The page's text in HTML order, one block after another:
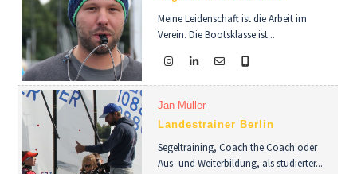
Meine Leidenschaft ist die Arbeit im
Verein. Die Bootsklasse ist...
Jan Müller
Landestrainer Berlin
Segeltraining, Coach the Coach oder
Aus- und Weiterbildung, als studierter...